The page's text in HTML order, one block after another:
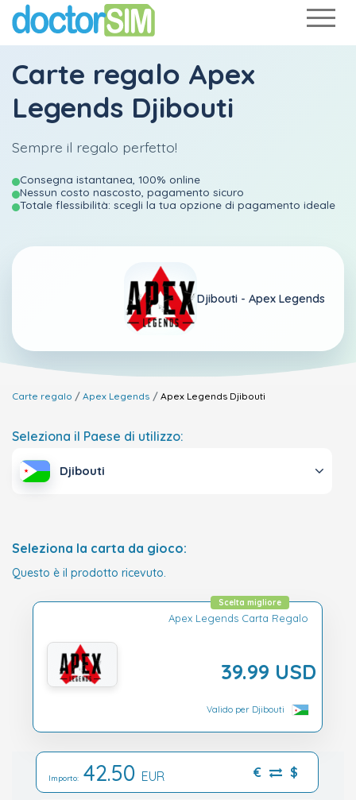
Carte regalo Apex
Legends Djibouti
Sempre il regalo perfetto!
Consegna istantanea, 100% online
Nessun costo nascosto, pagamento sicuro
Totale flessibilità: scegli la tua opzione di pagamento ideale
Djibouti - Apex Legends
Carte regalo Apex Legends Apex Legends Djibouti
Seleziona il Paese di utilizzo:
Djibouti
Seleziona la carta da gioco:
Questo è il prodotto ricevuto.
Apex Legends Carta Regalo
39.99 USD
Scelta migliore
Valido per Djibouti
Importo: 42.50 EUR € $